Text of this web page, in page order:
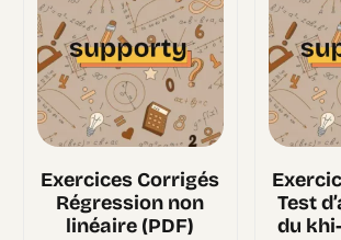
Exercices Corrigés
Régression non
linéaire (PDF)
Test
du